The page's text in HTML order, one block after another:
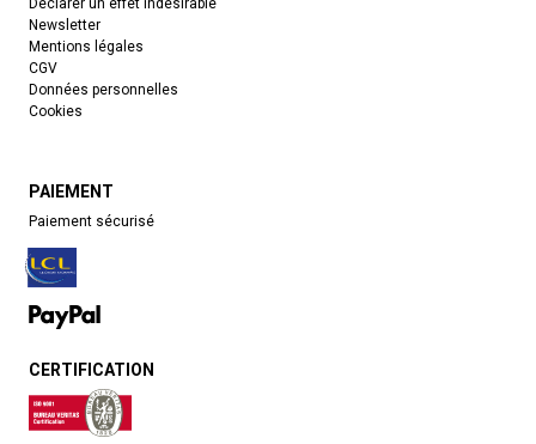
Déclarer un effet indésirable
Newsletter
Mentions légales
CGV
Données personnelles
Cookies
PAIEMENT
Paiement sécurisé
CERTIFICATION